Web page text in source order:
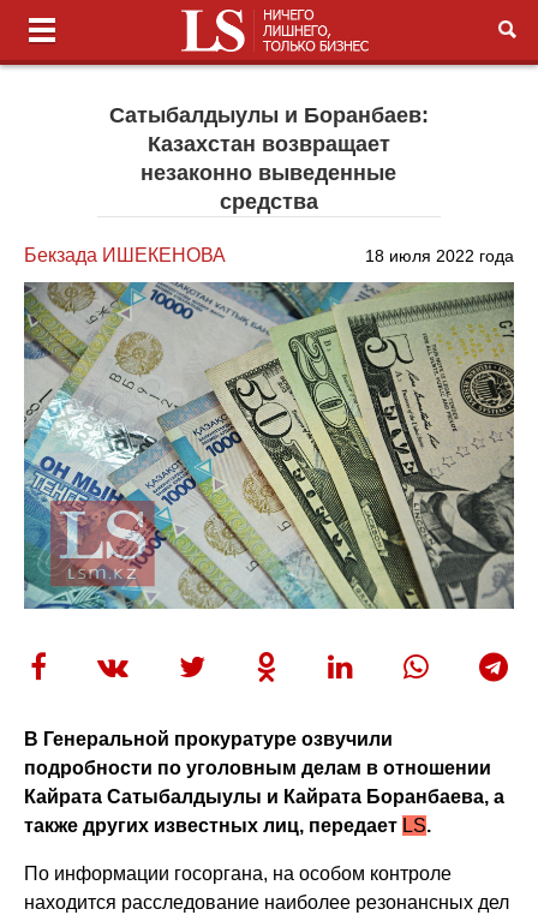
Сатыбалдыулы и Боранбаев:
Казахстан возвращает
незаконно выведенные
средства
Бекзада ИШЕКЕНОВА 18 июля 2022 года
В Генеральной прокуратуре озвучили
подробности по уголовным делам в отношении
Кайрата Сатыбалдыулы и Кайрата Боранбаева, а
также других известных лиц, передает LS.
По информации госоргана, на особом контроле
находится расследование наиболее резонансных дел